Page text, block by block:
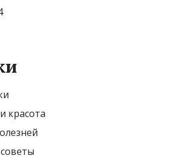
красота